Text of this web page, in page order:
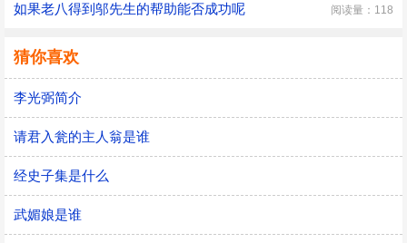
如果老八得到邬先生的帮助能否成功呢 阅读量：118
猜你喜欢
李光弼简介
请君入瓮的主人翁是谁
经史子集是什么
武媚娘是谁